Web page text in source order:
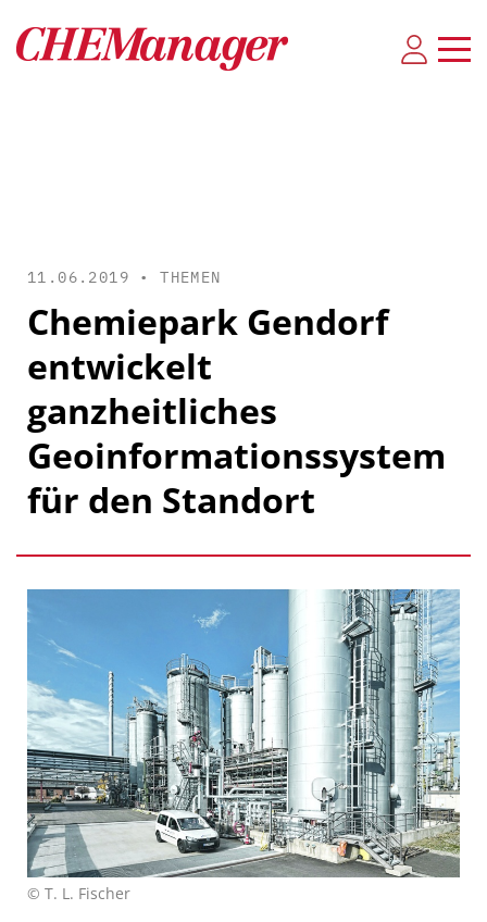
11.06.2019 •THEMEN
Chemiepark Gendorf
entwickelt
ganzheitliches
Geoinformationssystem
für den Standort
© T. L. Fischer